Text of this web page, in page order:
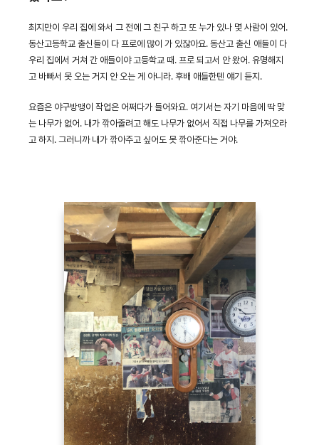
최지만이 우리 집에 와서 그 전에 그 친구 하고 또 누가 있나 몇 사람이 있어.
동산고등학교 출신들이 다 프로에 많이 가 있잖아요. 동산고 출신 애들이 다
우리 집에서 거쳐 간 애들이야 고등학교 때. 프로 되고서 안 왔어. 유명해지
고 바빠서 못 오는 거지 안 오는 게 아니라. 후배 애들한텐 얘기 듣지.
요즘은 야구방맹이 작업은 어쩌다가 들어와요. 여기서는 자기 마음에 딱 맞
는 나무가 없어. 내가 깎아줄려고 해도 나무가 없어서 직접 나무를 가져오라
고 하지. 그러니까 내가 깎아주고 싶어도 못 깎아준다는 거야.